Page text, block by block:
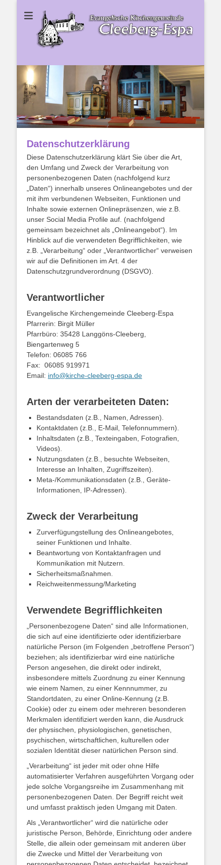
Ev.
Kirchengemeinde
Ev. Kirchengemeinde Cleeberg-Espa
Datenschutzerklärung
Diese Datenschutzerklärung klärt Sie über die Art,
den Umfang und Zweck der Verarbeitung von
personenbezogenen Daten (nachfolgend kurz
„Daten“) innerhalb unseres Onlineangebotes und der
mit ihm verbundenen Webseiten, Funktionen und
Inhalte sowie externen Onlinepräsenzen, wie z.B.
unser Social Media Profile auf. (nachfolgend
gemeinsam bezeichnet als „Onlineangebot“). Im
Hinblick auf die verwendeten Begrifflichkeiten, wie
z.B. „Verarbeitung“ oder „Verantwortlicher“ verweisen
wir auf die Definitionen im Art. 4 der
Datenschutzgrundverordnung (DSGVO).
Verantwortlicher
Evangelische Kirchengemeinde Cleeberg-Espa
Pfarrerin: Birgit Müller
Pfarrbüro: 35428 Langgöns-Cleeberg,
Biengartenweg 5
Telefon: 06085 766
Fax: 06085 919971
Email: info@kirche-cleeberg-espa.de
Arten der verarbeiteten Daten:
Bestandsdaten (z.B., Namen, Adressen).
Kontaktdaten (z.B., E-Mail, Telefonnummern).
Inhaltsdaten (z.B., Texteingaben, Fotografien,
Videos).
Nutzungsdaten (z.B., besuchte Webseiten,
Interesse an Inhalten, Zugriffszeiten).
Meta-/Kommunikationsdaten (z.B., Geräte-
Informationen, IP-Adressen).
Zweck der Verarbeitung
Zurverfügungstellung des Onlineangebotes,
seiner Funktionen und Inhalte.
Beantwortung von Kontaktanfragen und
Kommunikation mit Nutzern.
Sicherheitsmaßnahmen.
Reichweitenmessung/Marketing
Verwendete Begrifflichkeiten
„Personenbezogene Daten“ sind alle Informationen,
die sich auf eine identifizierte oder identifizierbare
natürliche Person (im Folgenden „betroffene Person“)
beziehen; als identifizierbar wird eine natürliche
Person angesehen, die direkt oder indirekt,
insbesondere mittels Zuordnung zu einer Kennung
wie einem Namen, zu einer Kennnummer, zu
Standortdaten, zu einer Online-Kennung (z.B.
Cookie) oder zu einem oder mehreren besonderen
Merkmalen identifiziert werden kann, die Ausdruck
der physischen, physiologischen, genetischen,
psychischen, wirtschaftlichen, kulturellen oder
sozialen Identität dieser natürlichen Person sind.
„Verarbeitung“ ist jeder mit oder ohne Hilfe
automatisierter Verfahren ausgeführten Vorgang oder
jede solche Vorgangsreihe im Zusammenhang mit
personenbezogenen Daten. Der Begriff reicht weit
und umfasst praktisch jeden Umgang mit Daten.
Als „Verantwortlicher“ wird die natürliche oder
juristische Person, Behörde, Einrichtung oder andere
Stelle, die allein oder gemeinsam mit anderen über
die Zwecke und Mittel der Verarbeitung von